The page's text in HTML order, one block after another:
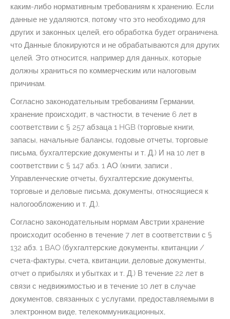
каким-либо нормативным требованиям к хранению. Если
данные не удаляются, потому что это необходимо для
других и законных целей, его обработка будет ограничена.
что Данные блокируются и не обрабатываются для других
целей. Это относится, например для данных, которые
должны храниться по коммерческим или налоговым
причинам.
Согласно законодательным требованиям Германии,
хранение происходит, в частности, в течение 6 лет в
соответствии с § 257 абзаца 1 HGB (торговые книги,
запасы, начальные балансы, годовые отчеты, торговые
письма, бухгалтерские документы и т. Д.) И на 10 лет в
соответствии с § 147 абз. 1 АО (книги, записи ,
Управленческие отчеты, бухгалтерские документы,
торговые и деловые письма, документы, относящиеся к
налогообложению и т. Д.).
Согласно законодательным нормам Австрии хранение
происходит особенно в течение 7 лет в соответствии с §
132 абз. 1 BAO (бухгалтерские документы, квитанции /
счета-фактуры, счета, квитанции, деловые документы,
отчет о прибылях и убытках и т. Д.) В течение 22 лет в
связи с недвижимостью и в течение 10 лет в случае
документов, связанных с услугами, предоставляемыми в
электронном виде, телекоммуникационных,